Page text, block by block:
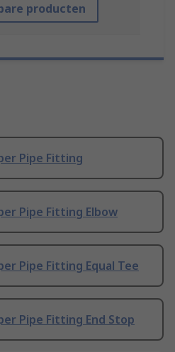
producten
Pipe Fitting
Pipe Fitting Elbow
Pipe Fitting Equal Tee
Pipe Fitting End Stop